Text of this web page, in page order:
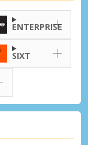
ENTERPRISE
SIXT